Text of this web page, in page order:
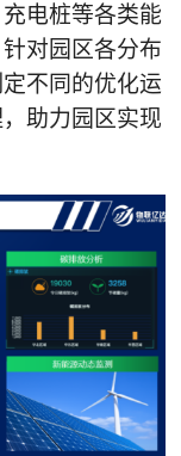
电桩等各类能
对园区各分布
不同的优化运
助力园区实现